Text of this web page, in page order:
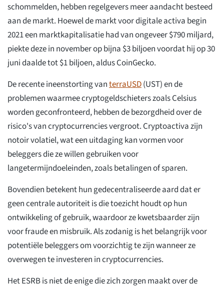
schommelden, hebben regelgevers meer aandacht besteed
aan de markt. Hoewel de markt voor digitale activa begin
2021 een marktkapitalisatie had van ongeveer $790 miljard,
piekte deze in november op bijna $3 biljoen voordat hij op 30
juni daalde tot $1 biljoen, aldus CoinGecko.
De recente ineenstorting vanterraUSD(UST) en de
problemen waarmee cryptogeldschieters zoals Celsius
worden geconfronteerd, hebben de bezorgdheid over de
risico's van cryptocurrencies vergroot. Cryptoactiva zijn
notoir volatiel, wat een uitdaging kan vormen voor
beleggers die ze willen gebruiken voor
langetermijndoeleinden, zoals betalingen of sparen.
Bovendien betekent hun gedecentraliseerde aard dat er
geen centrale autoriteit is die toezicht houdt op hun
ontwikkeling of gebruik, waardoor ze kwetsbaarder zijn
voor fraude en misbruik. Als zodanig is het belangrijk voor
potentiële beleggers om voorzichtig te zijn wanneer ze
overwegen te investeren in cryptocurrencies.
Het ESRB is niet de enige die zich zorgen maakt over de